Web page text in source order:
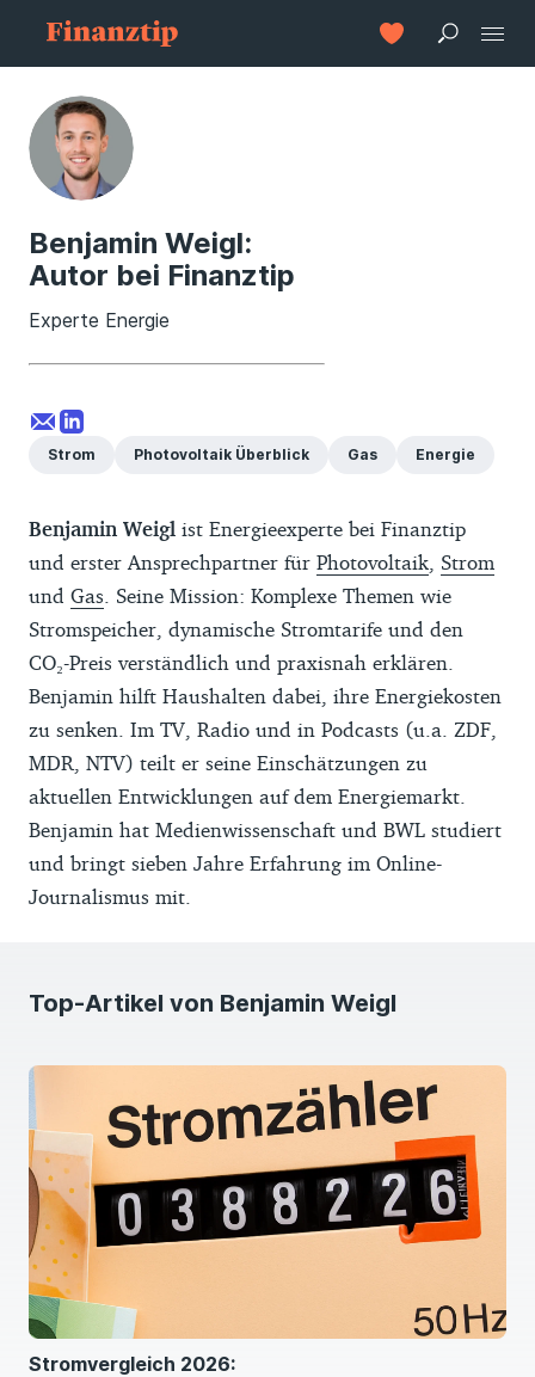
Benjamin Weigl:
Autor bei Finanztip
Experte Energie
Strom Photovoltaik Überblick Gas Energie
Benjamin Weigl ist Energieexperte bei Finanztip
und erster Ansprechpartner für Photovoltaik Strom
und Gas . Seine Mission: Komplexe Themen wie
Stromspeicher, dynamische Stromtarife und den
CO₂-Preis verständlich und praxisnah erklären.
Benjamin hilft Haushalten dabei, ihre Energiekosten
zu senken. Im TV, Radio und in Podcasts (u.a. ZDF,
MDR, NTV) teilt er seine Einschätzungen zu
aktuellen Entwicklungen auf dem Energiemarkt.
Benjamin hat Medienwissenschaft und BWL studiert
und bringt sieben Jahre Erfahrung im Online-
Journalismus mit.
Top-Artikel von Benjamin Weigl
Stromvergleich 2026: